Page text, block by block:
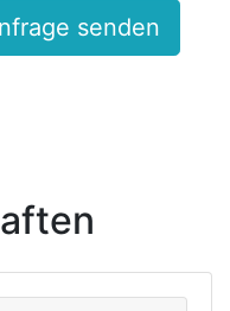
senden